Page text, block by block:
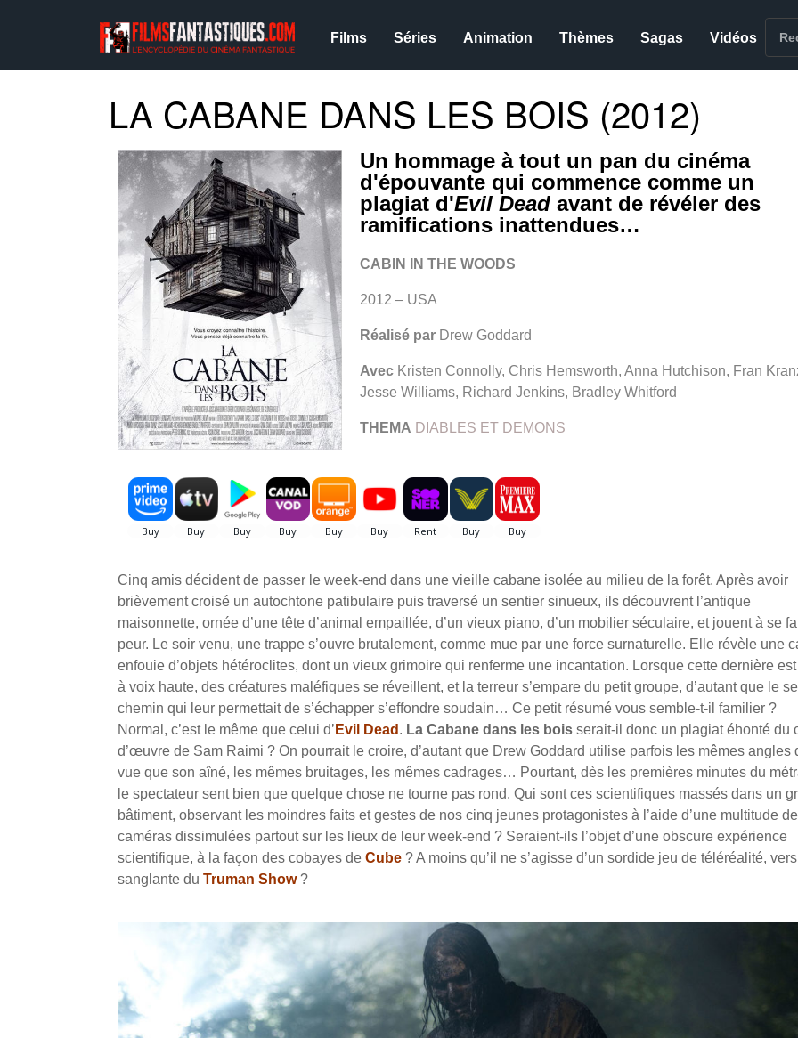
Films Séries Animation Thèmes Sagas Vidéos
LA CABANE DANS LES BOIS (2012)
Un hommage à tout un pan du cinéma
d'épouvante qui commence comme un
plagiat d'Evil Deadavant de révéler des
ramifications inattendues…
CABIN IN THE WOODS
2012 – USA
Réalisé par Drew Goddard
Avec Kristen Connolly, Chris Hemsworth, Anna Hutchison, Fran
Jesse Williams, Richard Jenkins, Bradley Whitford
THEMA DIABLES ET DEMONS
Cinq amis décident de passer le week-end dans une vieille cabane isolée au milieu de la forêt. Après avoir
brièvement croisé un autochtone patibulaire puis traversé un sentier sinueux, ils découvrent l’antique
maisonnette, ornée d’une tête d’animal empaillée, d’un vieux piano, d’un mobilier séculaire, et jouent à se
peur. Le soir venu, une trappe s’ouvre brutalement, comme mue par une force surnaturelle. Elle révèle une
enfouie d’objets hétéroclites, dont un vieux grimoire qui renferme une incantation. Lorsque cette dernière
à voix haute, des créatures maléfiques se réveillent, et la terreur s’empare du petit groupe, d’autant que le
chemin qui leur permettait de s’échapper s’effondre soudain… Ce petit résumé vous semble-t-il familier ?
Normal, c’est le même que celui d’ Evil Dead . La Cabane dans les bois serait-il donc un plagiat éhonté du
d’œuvre de Sam Raimi ? On pourrait le croire, d’autant que Drew Goddard utilise parfois les mêmes angles
vue que son aîné, les mêmes bruitages, les mêmes cadrages… Pourtant, dès les premières minutes du
le spectateur sent bien que quelque chose ne tourne pas rond. Qui sont ces scientifiques massés dans un
bâtiment, observant les moindres faits et gestes de nos cinq jeunes protagonistes à l’aide d’une multitude de
caméras dissimulées partout sur les lieux de leur week-end ? Seraient-ils l’objet d’une obscure expérience
scientifique, à la façon des cobayes de Cube ? A moins qu’il ne s’agisse d’un sordide jeu de téléréalité,
sanglante du Truman Show ?